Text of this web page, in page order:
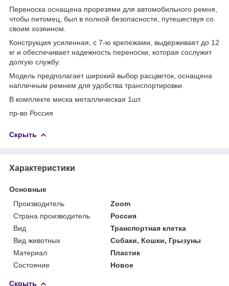
Переноска оснащена прорезями для автомобильного ремня,
чтобы питомец, был в полной безопасности, путешествуя со
своим хозяином.
Конструкция усиленная, с 7-ю крепежами, выдерживает до 12
кг и обеспечивает надежность переноски, которая сослужит
долгую службу.
Модель предполагает широкий выбор расцветок, оснащена
наплечным ремнем для удобства транспортировки.
В комплекте миска металлическая 1шт.
пр-во Россия
Скрыть
Характеристики
Основные
Производитель
Zoom
Страна производитель
Россия
Вид
Транспортная клетка
Вид животных
Собаки, Кошки, Грызуны
Материал
Пластик
Состояние
Новое
Скрыть